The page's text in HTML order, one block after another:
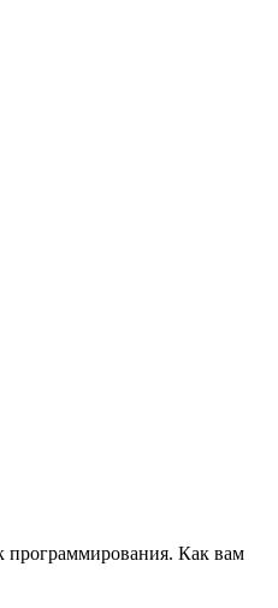
программирования. Как вам